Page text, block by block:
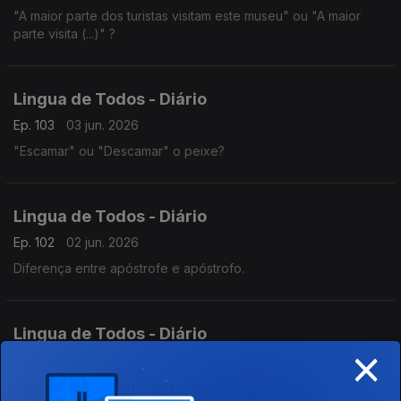
"A maior parte dos turistas visitam este museu" ou "A maior
parte visita (...)" ?
Lingua de Todos - Diário
Ep. 103
03 jun. 2026
"Escamar" ou "Descamar" o peixe?
Lingua de Todos - Diário
Ep. 102
02 jun. 2026
Diferença entre apóstrofe e apóstrofo.
Lingua de Todos - Diário
Quando comunicamos usamos algumas expressões latinas?×